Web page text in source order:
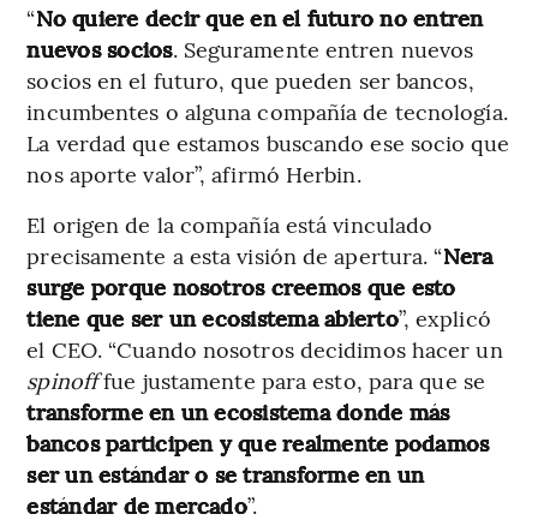
“No quiere decir que en el futuro no entren
nuevos socios. Seguramente entren nuevos
socios en el futuro, que pueden ser bancos,
incumbentes o alguna compañía de tecnología.
La verdad que estamos buscando ese socio que
nos aporte valor”, afirmó Herbin.
El origen de la compañía está vinculado
precisamente a esta visión de apertura. “Nera
surge porque nosotros creemos que esto
tiene que ser un ecosistema abierto”, explicó
el CEO. “Cuando nosotros decidimos hacer un
spinofffue justamente para esto, para que se
transforme en un ecosistema donde más
bancos participen y que realmente podamos
ser un estándar o se transforme en un
estándar de mercado”.